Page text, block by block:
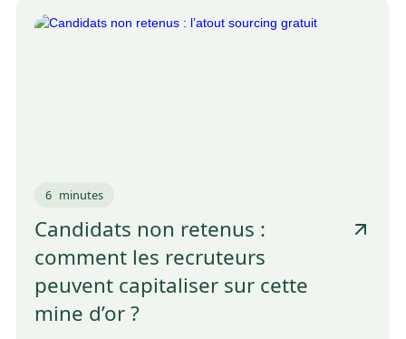
6 minutes
Candidats non retenus :
comment les recruteurs
peuvent capitaliser sur cette
mine d’or ?